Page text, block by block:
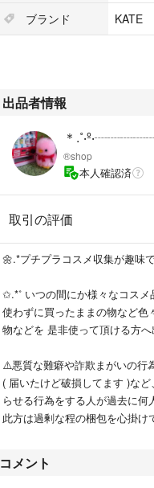
ブランド
KATE
出品者情報
＊
®️shop
本人確認済
取引の評価
🌼.*プチプラコスメ収集が趣味
✩.*˚ いつの間にか様々なコスメ
使わずに買ったままの物など
物などを 是非使って頂ける方
⚠️悪質な難癖や詐欺まがいの行
( 届いたけど破損してます )な
らせる行為をする人が過去に何
此方は過剰な程の梱包を心掛け
コメント